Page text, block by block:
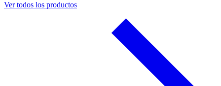
Ver todos los productos